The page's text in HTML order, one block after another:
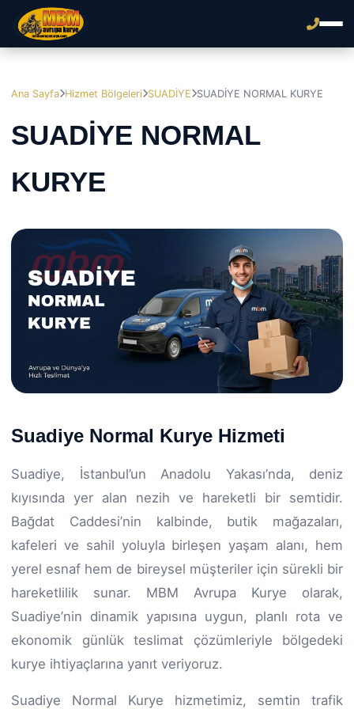
Ana Sayfa Hizmet Bölgeleri SUADİYE SUADİYE NORMAL KURYE
SUADİYE NORMAL
KURYE
Suadiye Normal Kurye Hizmeti
Suadiye, İstanbul’un Anadolu Yakası’nda, deniz
kıyısında yer alan nezih ve hareketli bir semtidir.
Bağdat Caddesi’nin kalbinde, butik mağazaları,
kafeleri ve sahil yoluyla birleşen yaşam alanı, hem
yerel esnaf hem de bireysel müşteriler için sürekli bir
hareketlilik sunar. MBM Avrupa Kurye olarak,
Suadiye’nin dinamik yapısına uygun, planlı rota ve
ekonomik günlük teslimat çözümleriyle bölgedeki
kurye ihtiyaçlarına yanıt veriyoruz.
Suadiye Normal Kurye hizmetimiz, semtin trafik